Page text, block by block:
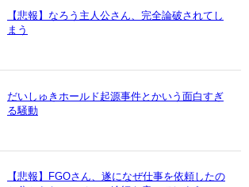
【悲報】なろう主人公さん、完全論破されてし
まう
だいしゅきホールド起源事件とかいう面白すぎ
る騒動
【悲報】FGOさん、遂になぜ仕事を依頼したの